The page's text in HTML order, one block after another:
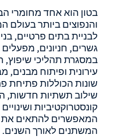
בטון הוא אחד מחומרי
והנפוצים ביותר בעולם
לבניית בתים פרטיים,
גשרים, חניונים, מפעלים
במסגרת תהליכי
עירונית ופיתוח מבנים,
שונות הכוללות פתיחת
שילוב תשתיות חדשות,
קונסטרוקטיביות
המאפשרים להתאים את
המשתנים לאורך השנים.